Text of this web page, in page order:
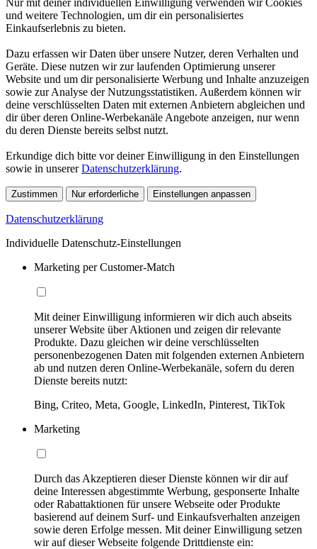
und weitere Technologien, um dir ein personalisiertes
Einkaufserlebnis zu bieten.
Dazu erfassen wir Daten über unsere Nutzer, deren Verhalten und
Geräte. Diese nutzen wir zur laufenden Optimierung unserer
Website und um dir personalisierte Werbung und Inhalte anzuzeigen
sowie zur Analyse der Nutzungsstatistiken. Außerdem können wir
deine verschlüsselten Daten mit externen Anbietern abgleichen und
dir über deren Online-Werbekanäle Angebote anzeigen, nur wenn
du deren Dienste bereits selbst nutzt.
Erkundige dich bitte vor deiner Einwilligung in den Einstellungen
sowie in unsererDatenschutzerklärung.
Zustimmen Nur erforderliche Einstellungen anpassen
Datenschutzerklärung
Individuelle Datenschutz-Einstellungen
Marketing per Customer-Match
Mit deiner Einwilligung informieren wir dich auch abseits
unserer Website über Aktionen und zeigen dir relevante
Produkte. Dazu gleichen wir deine verschlüsselten
personenbezogenen Daten mit folgenden externen Anbietern
ab und nutzen deren Online-Werbekanäle, sofern du deren
Dienste bereits nutzt:
Bing, Criteo, Meta, Google, LinkedIn, Pinterest, TikTok
Marketing
Durch das Akzeptieren dieser Dienste können wir dir auf
deine Interessen abgestimmte Werbung, gesponserte Inhalte
oder Rabattaktionen für unsere Webseite oder Produkte
basierend auf deinem Surf- und Einkaufsverhalten anzeigen
sowie deren Erfolge messen. Mit deiner Einwilligung setzen
wir auf dieser Webseite folgende Drittdienste ein: